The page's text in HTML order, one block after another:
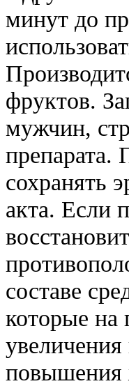
минут до
фруктов.
мужчин,
препарата.
сохранять
акта. Если
составе
которые на
повышения